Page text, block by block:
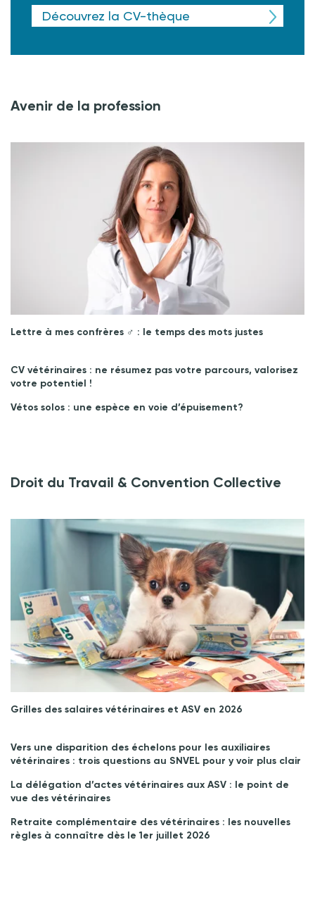
Découvrez la CV-thèque
Avenir de la profession
Lettre à mes confrères ♂︎ : le temps des mots justes
CV vétérinaires : ne résumez pas votre parcours, valorisez
votre potentiel !
Vétos solos : une espèce en voie d’épuisement?
Droit du Travail & Convention Collective
Grilles des salaires vétérinaires et ASV en 2026
Vers une disparition des échelons pour les auxiliaires
vétérinaires : trois questions au SNVEL pour y voir plus clair
La délégation d’actes vétérinaires aux ASV : le point de
vue des vétérinaires
Retraite complémentaire des vétérinaires : les nouvelles
règles à connaître dès le 1er juillet 2026